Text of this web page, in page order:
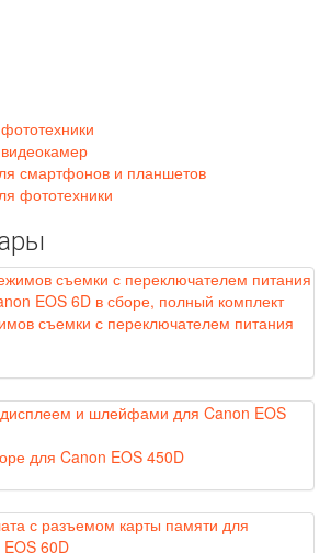
смартфонов и планшетов
фототехники
съемки с переключателем питания
для Canon EOS 450D